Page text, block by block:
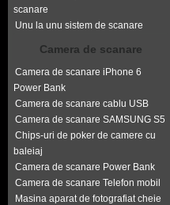
scanare
Unu la unu sistem de scanare
Camera de scanare
Camera de scanare iPhone 6
Power Bank
Camera de scanare cablu USB
Camera de scanare SAMSUNG S5
Chips-uri de poker de camere cu
baleiaj
Camera de scanare Power Bank
Camera de scanare Telefon mobil
Masina aparat de fotografiat cheie